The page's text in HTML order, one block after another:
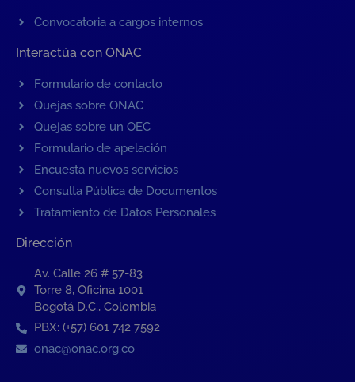
Convocatoria a cargos internos
Interactúa con ONAC
Formulario de contacto
Quejas sobre ONAC
Quejas sobre un OEC
Formulario de apelación
Encuesta nuevos servicios
Consulta Pública de Documentos
Tratamiento de Datos Personales
Dirección
Av. Calle 26 # 57-83
Torre 8, Oficina 1001
Bogotá D.C., Colombia
PBX: (+57) 601 742 7592
onac@onac.org.co